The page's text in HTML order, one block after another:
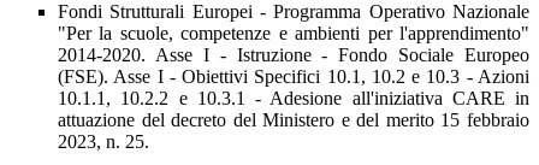
Fondi Strutturali Europei - Programma Operativo Nazionale
"Per la scuole, competenze e ambienti per l'apprendimento"
2014-2020. Asse I - Istruzione - Fondo Sociale Europeo
(FSE). Asse I - Obiettivi Specifici 10.1, 10.2 e 10.3 - Azioni
10.1.1, 10.2.2 e 10.3.1 - Adesione all'iniziativa CARE in
attuazione del decreto del Ministero e del merito 15 febbraio
2023, n. 25.